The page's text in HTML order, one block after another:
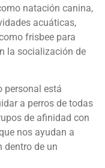
natación canina,
acuáticas,
frisbee para
la socialización de
personal está
a perros de todas
de afinidad con
nos ayudan a
dentro de un